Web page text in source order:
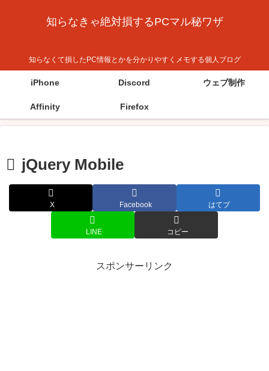
知らなきゃ絶対損するPCマル秘ワザ
知らなくて損したPC情報とかを分かりやすくメモする個人ブログ
iPhone Discord ウェブ制作
Affinity Firefox
jQuery Mobile
X Facebook はてブ
LINE コピー
スポンサーリンク